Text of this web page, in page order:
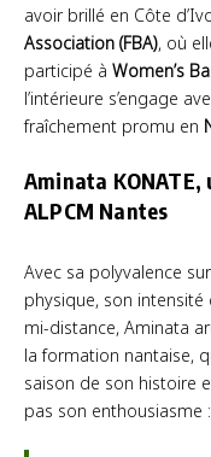
avoir brillé en Côte
Association (FBA), où
participé à Women’s
l’intérieure s’engage
fraîchement promu en
Aminata KONATE,
ALPCM Nantes
Avec sa polyvalence
physique, son
mi-distance, Aminata
la formation nantaise,
saison de son histoire
pas son enthousiasme :